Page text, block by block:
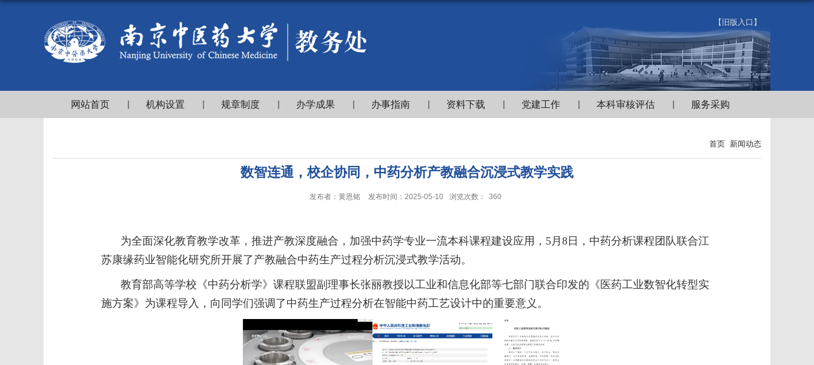
【旧版入口】
网站首页 机构设置 规章制度 办学成果 办事指南 资料下载 党建工作 本科审核评估 服务采购
首页 新闻动态
数智连通，校企协同，中药分析产教融合沉浸式教学实践
发布者：黄恩铭 发布时间：2025-05-10 浏览次数： 360
为全面深化教育教学改革，推进产教深度融合，加强中药学专业一流本科课程建设应用， 5月8 日，中药分析课程团队联合江
苏康缘药业智能化研究所开展了产教融合中药生产过程分析沉浸式教学活动。
教育部高等学校《中药分析学》课程联盟副理事长张丽教授以工业和信息化部等七部门联合印发的《医药工业数智化转型实
施方案》为课程导入，向同学们强调了中药生产过程分析在智能中药工艺设计中的重要意义。